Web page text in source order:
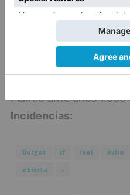
Federación
Muncipal El
espectadores.
Incidencias:
Final
Plantío ante unos
Incidencias:
Burgos cf real ávila
abierta
-